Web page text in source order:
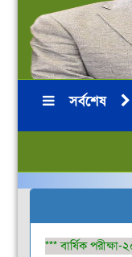
সর্বশেষ
***HSC
*** বার্ষিক